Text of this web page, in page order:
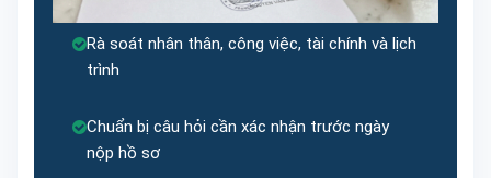
Rà soát nhân thân, công việc, tài chính và lịch
trình
Chuẩn bị câu hỏi cần xác nhận trước ngày
nộp hồ sơ